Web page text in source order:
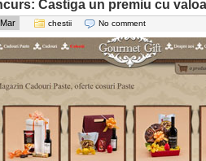
Castiga un premiu cu
Mar chestii No comment